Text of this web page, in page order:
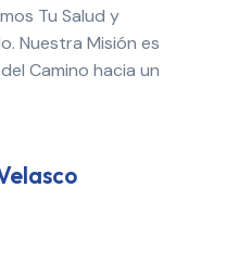
Tu Salud y
Nuestra Misión es
Camino hacia un